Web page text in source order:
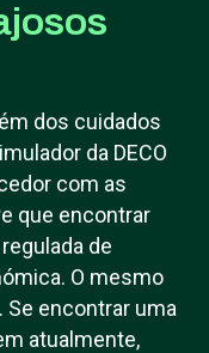
dos cuidados
da DECO
com as
que encontrar
de
O mesmo
Se encontrar uma
atualmente,